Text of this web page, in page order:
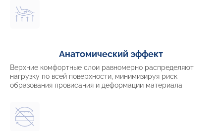
Анатомический эффект
Верхние комфортные слои равномерно распределяют
нагрузку по всей поверхности, минимизируя риск
образования провисания и деформации материала